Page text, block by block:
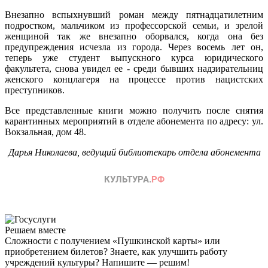
Внезапно вспыхнувший роман между пятнадцатилетним
подростком, мальчиком из профессорской семьи, и зрелой
женщиной так же внезапно оборвался, когда она без
предупреждения исчезла из города. Через восемь лет он,
теперь уже студент выпускного курса юридического
факультета, снова увидел ее - среди бывших надзирательниц
женского концлагеря на процессе против нацистских
преступников.
Все представленные книги можно получить после снятия
карантинных мероприятий в отделе абонемента по адресу: ул.
Вокзальная, дом 48.
Дарья Николаева, ведущий библиотекарь отдела абонемента
Решаем вместе
Сложности с получением «Пушкинской карты» или
приобретением билетов? Знаете, как улучшить работу
учреждений культуры? Напишите — решим!